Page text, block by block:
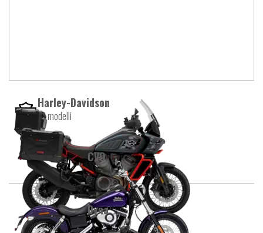
Harley-Davidson
13 modelli
CVO
Dyna